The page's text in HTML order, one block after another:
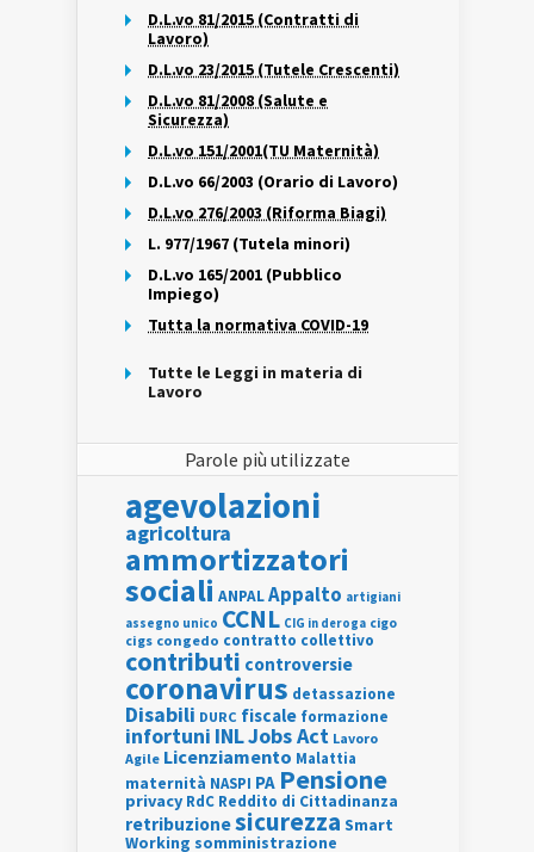
D.L.vo 81/2015 (Contratti di
Lavoro)
D.L.vo 23/2015 (Tutele Crescenti)
D.L.vo 81/2008 (Salute e
Sicurezza)
D.L.vo 151/2001(TU Maternità)
D.L.vo 66/2003 (Orario di Lavoro)
D.L.vo 276/2003 (Riforma Biagi)
L. 977/1967 (Tutela minori)
D.L.vo 165/2001 (Pubblico
Impiego)
Tutta la normativa COVID-19
Tutte le Leggi in materia di
Lavoro
Parole più utilizzate
agevolazioni
agricoltura
ammortizzatori
sociali ANPALAppalto artigiani
assegno unico CCNL CIG in deroga cigo
cigs congedo contratto collettivo
contributi controversie
coronavirus detassazione
Disabili DURC fiscale formazione
infortuni INLJobs Act Lavoro
Agile Licenziamento Malattia
maternità NASPI PA Pensione
privacy RdC Reddito di Cittadinanza
retribuzionesicurezza Smart
Working somministrazione